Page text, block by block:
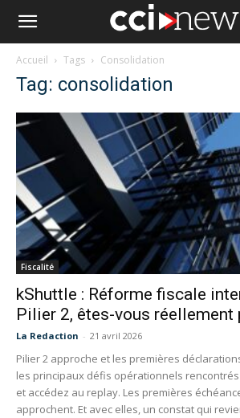
Accueil Tags Consolidation
Tag: consolidation
Fiscalité
kShuttle : Réforme fiscale
Pilier 2, êtes-vous réellement
La Redaction - 21 avril 2026
Pilier 2 approche et les premières
les principaux défis opérationnels
et accédez au replay. Les premières
approchent. Et avec elles, un constat qui